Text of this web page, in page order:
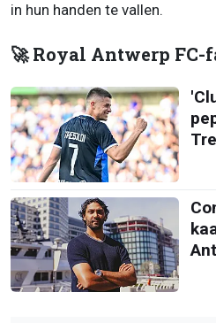
in hun handen te vallen.
🚀 Royal Antwerp FC-